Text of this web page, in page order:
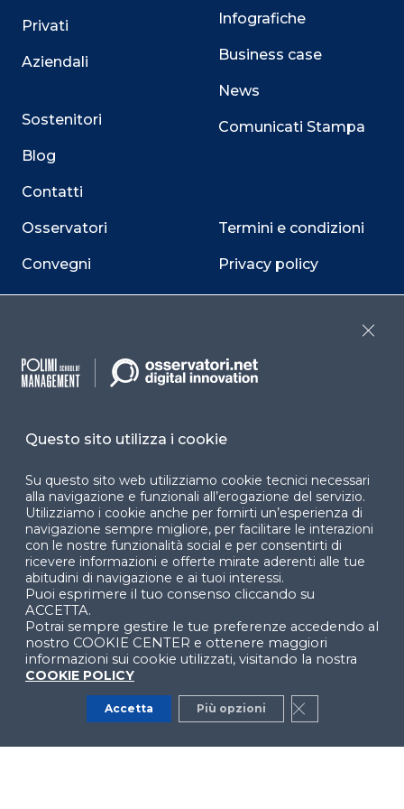
Privati
Aziendali
Sostenitori
Blog
Contatti
Osservatori
Convegni
Webinar
Infografiche
Business case
News
Comunicati Stampa
Termini e condizioni
Privacy policy
Cookie policy
Dichiarazione di
Cookie Center
Facebook LinkedIn
YouTube X
di Ingegneria Gestionale
Questo sito utilizza i cookie
Su questo sito web utilizziamo cookie tecnici necessari
alla navigazione e funzionali all’erogazione del servizio.
Utilizziamo i cookie anche per fornirti un’esperienza di
navigazione sempre migliore, per facilitare le interazioni
con le nostre funzionalità social e per consentirti di
ricevere informazioni e offerte mirate aderenti alle tue
abitudini di navigazione e ai tuoi interessi.
Puoi esprimere il tuo consenso cliccando su
ACCETTA.
Potrai sempre gestire le tue preferenze accedendo al
nostro COOKIE CENTER e ottenere maggiori
informazioni sui cookie utilizzati, visitando la nostra
COOKIE POLICY
Accetta Più opzioni Close GDPR